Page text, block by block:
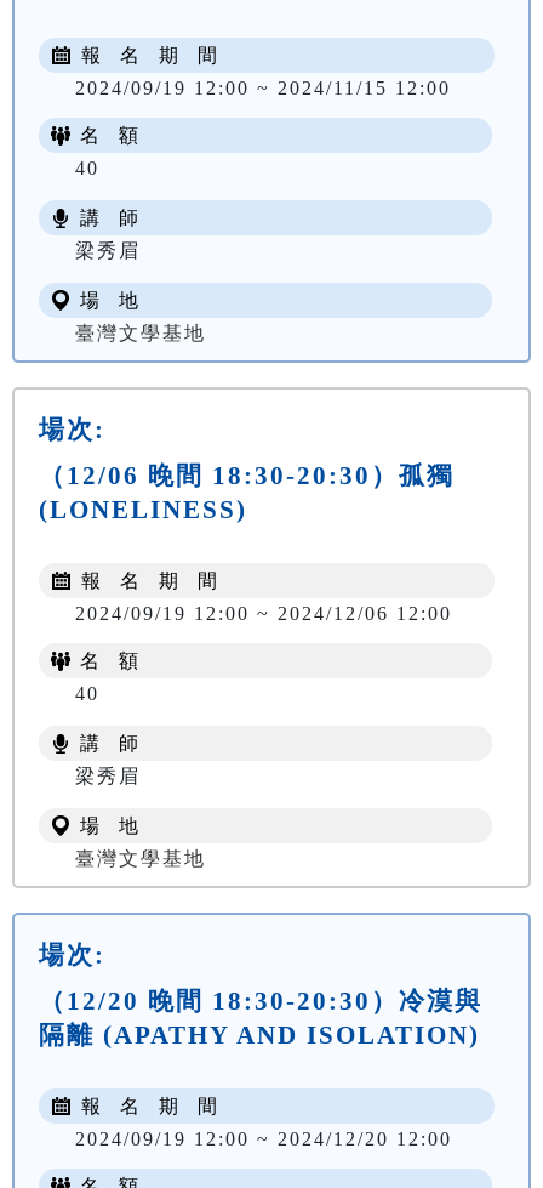
報 名 期 間
2024/09/19 12:00 ~ 2024/11/15 12:00
名 額
40
講 師
梁秀眉
場 地
臺灣文學基地
場次:
（12/06 晚間 18:30-20:30）孤獨
(LONELINESS)
報 名 期 間
2024/09/19 12:00 ~ 2024/12/06 12:00
名 額
40
講 師
梁秀眉
場 地
臺灣文學基地
場次:
（12/20 晚間 18:30-20:30）冷漠與
隔離 (APATHY AND ISOLATION)
報 名 期 間
2024/09/19 12:00 ~ 2024/12/20 12:00